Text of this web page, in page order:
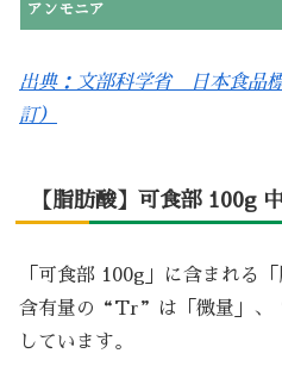
アンモニア
出典：文部科学省 日本食品
訂）
【脂肪酸】可食部 100g
「可食部 100g」に含まれる
含有量の“Tr”は「微量」、
しています。